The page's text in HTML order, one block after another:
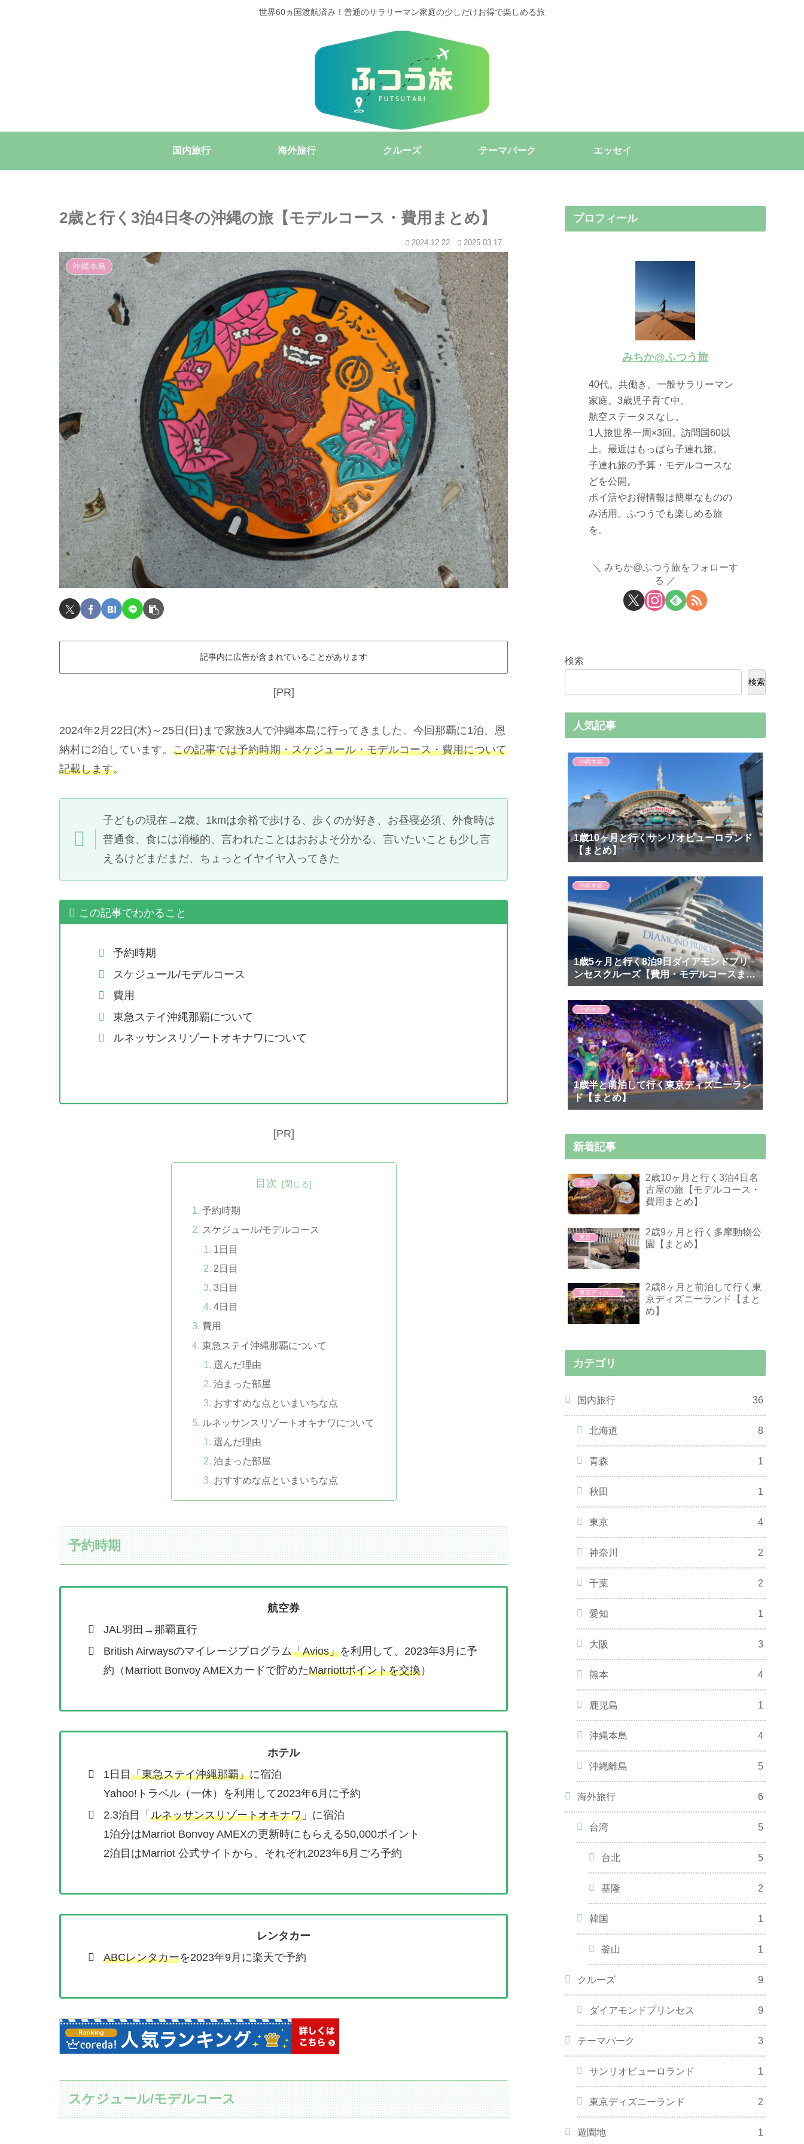
世界60ヵ国渡航済み！普通のサラリーマン家庭の少しだけお得で楽しめる旅
国内旅行 海外旅行 クルーズ テーマパーク エッセイ
2歳と行く3泊4日冬の沖縄の旅【モデルコース・費用まとめ】
2024.12.22 2025.03.17
沖縄本島
記事内に広告が含まれていることがあります
[PR]
2024年2月22日(木)～25日(日)まで家族3人で沖縄本島に行ってきました。今回那覇に1泊、恩
納村に2泊しています。 この記事では予約時期・スケジュール・モデルコース・費用について
記載します。
子どもの現在→2歳、1kmは余裕で歩ける、歩くのが好き、お昼寝必須、外食時は
普通食、食には消極的、言われたことはおおよそ分かる、言いたいことも少し言
えるけどまだまだ、ちょっとイヤイヤ入ってきた
この記事でわかること
予約時期
スケジュール/モデルコース
費用
東急ステイ沖縄那覇について
ルネッサンスリゾートオキナワについて
[PR]
目次
予約時期
スケジュール/モデルコース
1日目
2日目
3日目
4日目
費用
東急ステイ沖縄那覇について
選んだ理由
泊まった部屋
おすすめな点といまいちな点
ルネッサンスリゾートオキナワについて
選んだ理由
泊まった部屋
おすすめな点といまいちな点
予約時期
航空券
JAL羽田→那覇直行
British Airwaysのマイレージプログラム「Avios」を利用して、2023年3月に予
約（Marriott Bonvoy AMEXカードで貯めたMarriottポイントを交換）
ホテル
1日目 「東急ステイ沖縄那覇」に宿泊
Yahoo!トラベル（一休）を利用して2023年6月に予約
2.3泊目「 ルネッサンスリゾートオキナワ」に宿泊
1泊分はMarriot Bonvoy AMEXの更新時にもらえる50,000ポイント
2泊目はMarriot 公式サイトから。それぞれ2023年6月ごろ予約
レンタカー
ABCレンタカーを2023年9月に楽天で予約
スケジュール/モデルコース
プロフィール
みちか@ふつう旅
40代。共働き。一般サラリーマン
家庭。3歳児子育て中。
航空ステータスなし。
1人旅世界一周×3回。訪問国60以
上。最近はもっぱら子連れ旅。
子連れ旅の予算・モデルコースな
どを公開。
ポイ活やお得情報は簡単なものの
み活用。ふつうでも楽しめる旅
を。
みちか@ふつう旅をフォローす
る
検索
検索
人気記事
沖縄本島
1歳10ヶ月と行くサンリオピューロランド
【まとめ】
沖縄本島
1歳5ヶ月と行く8泊9日ダイアモンドプリ
ンセスクルーズ【費用・モデルコースまと
め】
沖縄本島
1歳半と前泊して行く東京ディズニーラン
ド【まとめ】
新着記事
愛知
2歳10ヶ月と行く3泊4日名
古屋の旅【モデルコース・
費用まとめ】
東京
2歳9ヶ月と行く多摩動物公
園【まとめ】
2歳8ヶ月と前泊して行く東
京ディズニーランド【まと
め】
カテゴリ
国内旅行 36
北海道 8
青森 1
秋田 1
東京 4
神奈川 2
千葉 2
愛知 1
大阪 3
熊本 4
鹿児島 1
沖縄本島 4
沖縄離島 5
海外旅行 6
台湾 5
台北 5
基隆 2
韓国 1
釜山 1
クルーズ 9
ダイアモンドプリンセス 9
テーマパーク 3
サンリオピューロランド 1
東京ディズニーランド 2
遊園地 1